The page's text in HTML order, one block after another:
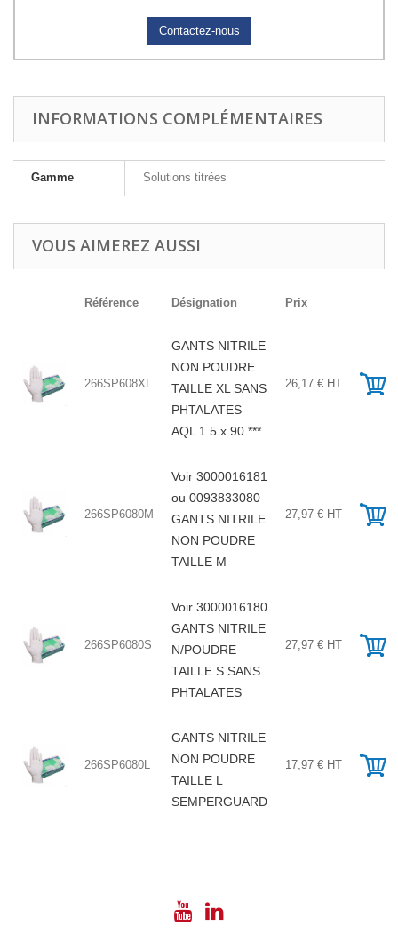
Contactez-nous
INFORMATIONS COMPLÉMENTAIRES
Gamme Solutions titrées
VOUS AIMEREZ AUSSI
Référence Désignation Prix
266SP608XL
GANTS NITRILE
NON POUDRE
TAILLE XL SANS
PHTALATES
AQL 1.5 x 90 ***
26,17 € HT
266SP6080M
Voir 3000016181
ou 0093833080
GANTS NITRILE
NON POUDRE
TAILLE M
27,97 € HT
266SP6080S
Voir 3000016180
GANTS NITRILE
N/POUDRE
TAILLE S SANS
PHTALATES
27,97 € HT
266SP6080L
GANTS NITRILE
NON POUDRE
TAILLE L
SEMPERGUARD
17,97 € HT